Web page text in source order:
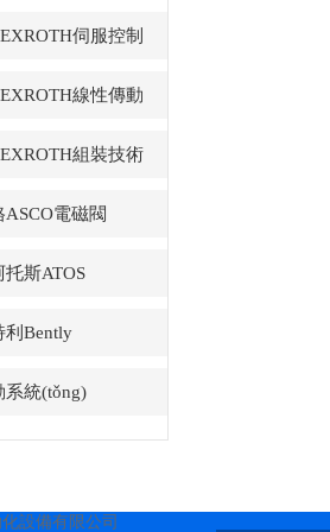
伺服控制
線性傳動
組裝技術
ASCO電磁閥
斯ATOS
利Bently
系統(tǒng)